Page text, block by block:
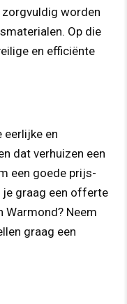
worden
Op die
en efficiënte
eerlijke en
dat verhuizen een
een goede prijs-
je graag een offerte
Warmond? Neem
graag een